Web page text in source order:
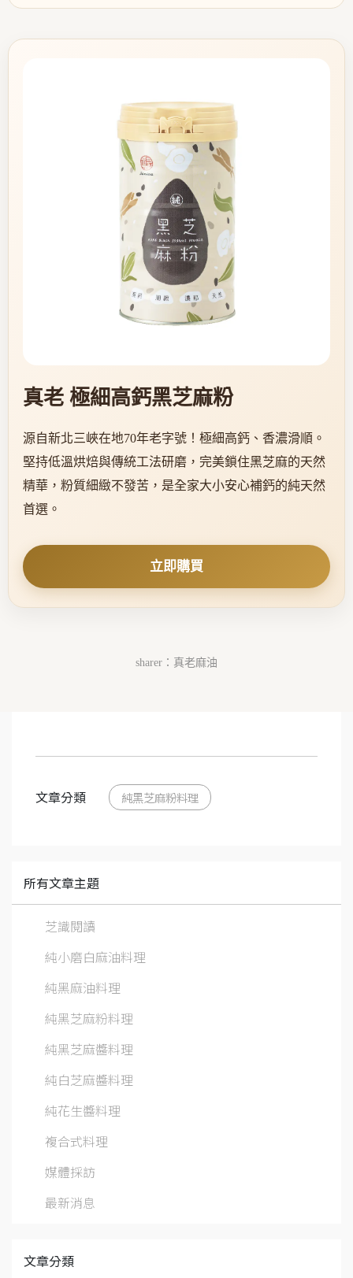
真老 極細高鈣黑芝麻粉
源自新北三峽在地70年老字號！極細高鈣、香濃滑順。
堅持低溫烘焙與傳統工法研磨，完美鎖住黑芝麻的天然
精華，粉質細緻不發苦，是全家大小安心補鈣的純天然
首選。
立即購買
sharer：真老麻油
文章分類 純黑芝麻粉料理
所有文章主題
芝識閱讀
純小磨白麻油料理
純黑麻油料理
純黑芝麻粉料理
純黑芝麻醬料理
純白芝麻醬料理
純花生醬料理
複合式料理
媒體採訪
最新消息
文章分類